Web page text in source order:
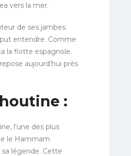
vers la mer.
de ses jambes.
entendre. Comme
la flotte espagnole.
aujourd’hui près
:
l’une des plus
le Hammam
légende. Cette